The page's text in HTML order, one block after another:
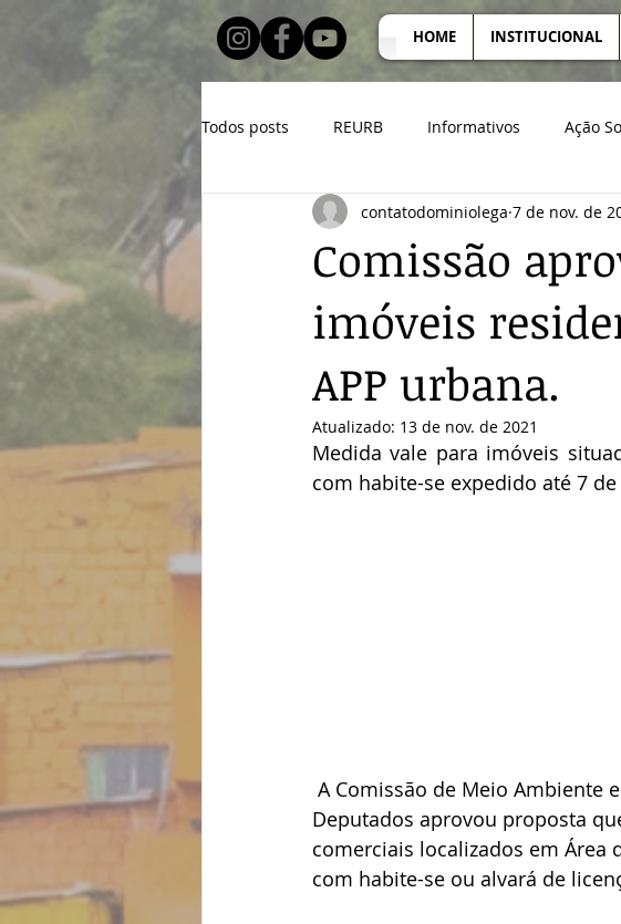
HOME INSTITUCIONAL
Todos posts REURB Informativos Ação
Comissão
imóveis
APP urbana.
contatodominiolega 7 de nov. de
Atualizado: 13 de nov. de 2021
Medida vale para imóveis
com habite-se expedido até 7
Deputados aprovou proposta
comerciais localizados em Área
com habite-se ou alvará de